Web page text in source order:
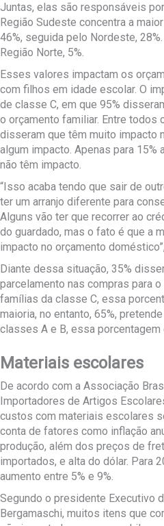
Juntas, elas são responsáveis
Região Sudeste concentra a
46%, seguida pelo Nordeste,
Região Norte, 5%.
Esses valores impactam os
com filhos em idade escolar. O
de classe C, em que 95%
o orçamento familiar. Entre todos
disseram que têm muito impacto
algum impacto. Apenas para
não têm impacto.
“Isso acaba tendo que sair de
ter um arranjo diferente para
Alguns vão ter que recorrer ao
do guardado, mas o fato é que a
impacto no orçamento
Diante dessa situação, 35%
parcelamento nas compras para
famílias da classe C, essa
maioria, no entanto, 65%,
classes A e B, essa porcentagem
Materiais escolares
De acordo com a Associação
Importadores de Artigos
custos com materiais escolares
conta de fatores como inflação
produção, além dos preços de
importados, e alta do dólar. Para
aumento entre 5% e 9%.
Segundo o presidente Executivo
Bergamaschi, muitos itens que